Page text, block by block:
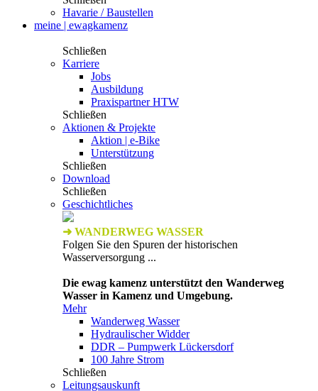
Havarie / Baustellen
meine | ewagkamenz
Schließen
Karriere
Jobs
Ausbildung
Praxispartner HTW
Schließen
Aktionen & Projekte
Aktion | e-Bike
Unterstützung
Schließen
Download
Schließen
Geschichtliches
➜ WANDERWEG WASSER
Folgen Sie den Spuren der historischen
Wasserversorgung ...
Die ewag kamenz unterstützt den Wanderweg
Wasser in Kamenz und Umgebung.
Mehr
Wanderweg Wasser
Hydraulischer Widder
DDR – Pumpwerk Lückersdorf
100 Jahre Strom
Schließen
Leitungsauskunft